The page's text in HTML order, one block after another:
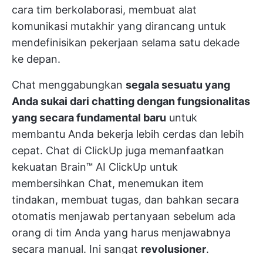
cara tim berkolaborasi, membuat alat
komunikasi mutakhir yang dirancang untuk
mendefinisikan pekerjaan selama satu dekade
ke depan.
Chat menggabungkan segala sesuatu yang
Anda sukai dari chatting dengan fungsionalitas
yang secara fundamental baru untuk
membantu Anda bekerja lebih cerdas dan lebih
cepat. Chat di ClickUp juga memanfaatkan
kekuatan Brain™ AI ClickUp untuk
membersihkan Chat, menemukan item
tindakan, membuat tugas, dan bahkan secara
otomatis menjawab pertanyaan sebelum ada
orang di tim Anda yang harus menjawabnya
secara manual. Ini sangat revolusioner.